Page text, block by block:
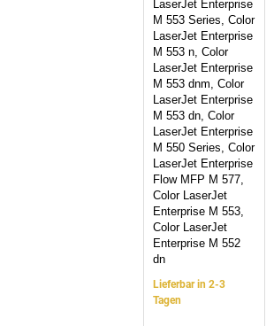
LaserJet Enterprise
M 553 Series, Color
LaserJet Enterprise
M 553 n, Color
LaserJet Enterprise
M 553 dnm, Color
LaserJet Enterprise
M 553 dn, Color
LaserJet Enterprise
M 550 Series, Color
LaserJet Enterprise
Flow MFP M 577,
Color LaserJet
Enterprise M 553,
Color LaserJet
Enterprise M 552
dn
Lieferbar in 2-3
Tagen